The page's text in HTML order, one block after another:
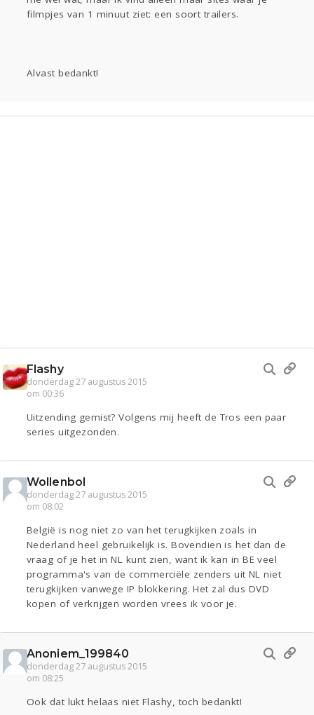
Gevraagd
Horen Doen
Lezen
filmpjes van 1 minuut ziet: een soort trailers.
Alvast bedankt!
Flashy
donderdag 27 augustus 2015
om 00:36
Uitzending gemist? Volgens mij heeft de Tros een paar
series uitgezonden.
Wollenbol
donderdag 27 augustus 2015
om 08:02
België is nog niet zo van het terugkijken zoals in
Nederland heel gebruikelijk is. Bovendien is het dan de
vraag of je het in NL kunt zien, want ik kan in BE veel
programma's van de commerciële zenders uit NL niet
terugkijken vanwege IP blokkering. Het zal dus DVD
kopen of verkrijgen worden vrees ik voor je.
Anoniem_199840
donderdag 27 augustus 2015
om 08:25
Ook dat lukt helaas niet Flashy, toch bedankt!